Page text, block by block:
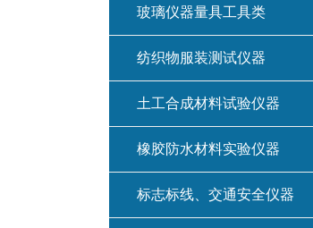
玻璃仪器量具工具类
纺织物服装测试仪器
土工合成材料试验仪器
橡胶防水材料实验仪器
标志标线、交通安全仪器